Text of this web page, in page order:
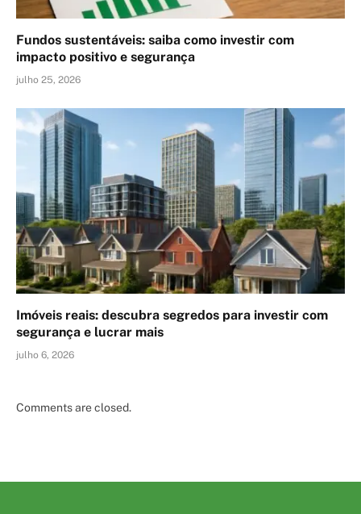
Fundos sustentáveis: saiba como investir com
impacto positivo e segurança
julho 25, 2026
Imóveis reais: descubra segredos para investir com
segurança e lucrar mais
julho 6, 2026
Comments are closed.